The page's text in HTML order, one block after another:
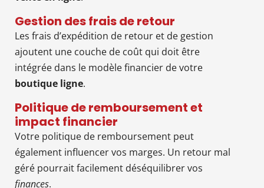
Gestion des frais de retour
Les frais d’expédition de retour et de gestion
ajoutent une couche de coût qui doit être
intégrée dans le modèle financier de votre
boutique ligne.
Politique de remboursement et
impact financier
Votre politique de remboursement peut
également influencer vos marges. Un retour mal
géré pourrait facilement déséquilibrer vos
finances.